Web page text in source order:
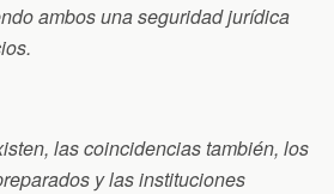
ambos una seguridad jurídica
las coincidencias también, los
y las instituciones